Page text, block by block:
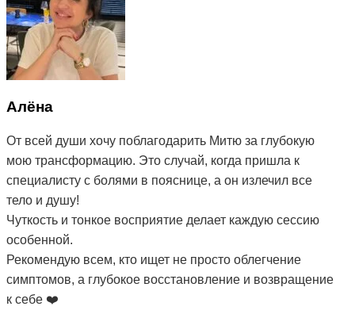
Алёна
От всей души хочу поблагодарить Митю за глубокую
мою трансформацию. Это случай, когда пришла к
специалисту с болями в пояснице, а он излечил все
тело и душу!
Чуткость и тонкое восприятие делает каждую сессию
особенной.
Рекомендую всем, кто ищет не просто облегчение
симптомов, а глубокое восстановление и возвращение
к себе ❤️